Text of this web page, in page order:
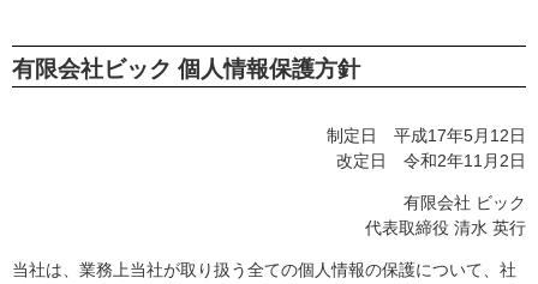
有限会社ビック 個人情報保護方針
制定日 平成17年5月12日
改定日 令和2年11月2日
有限会社 ビック
代表取締役 清水 英行
当社は、業務上当社が取り扱う全ての個人情報の保護について、社